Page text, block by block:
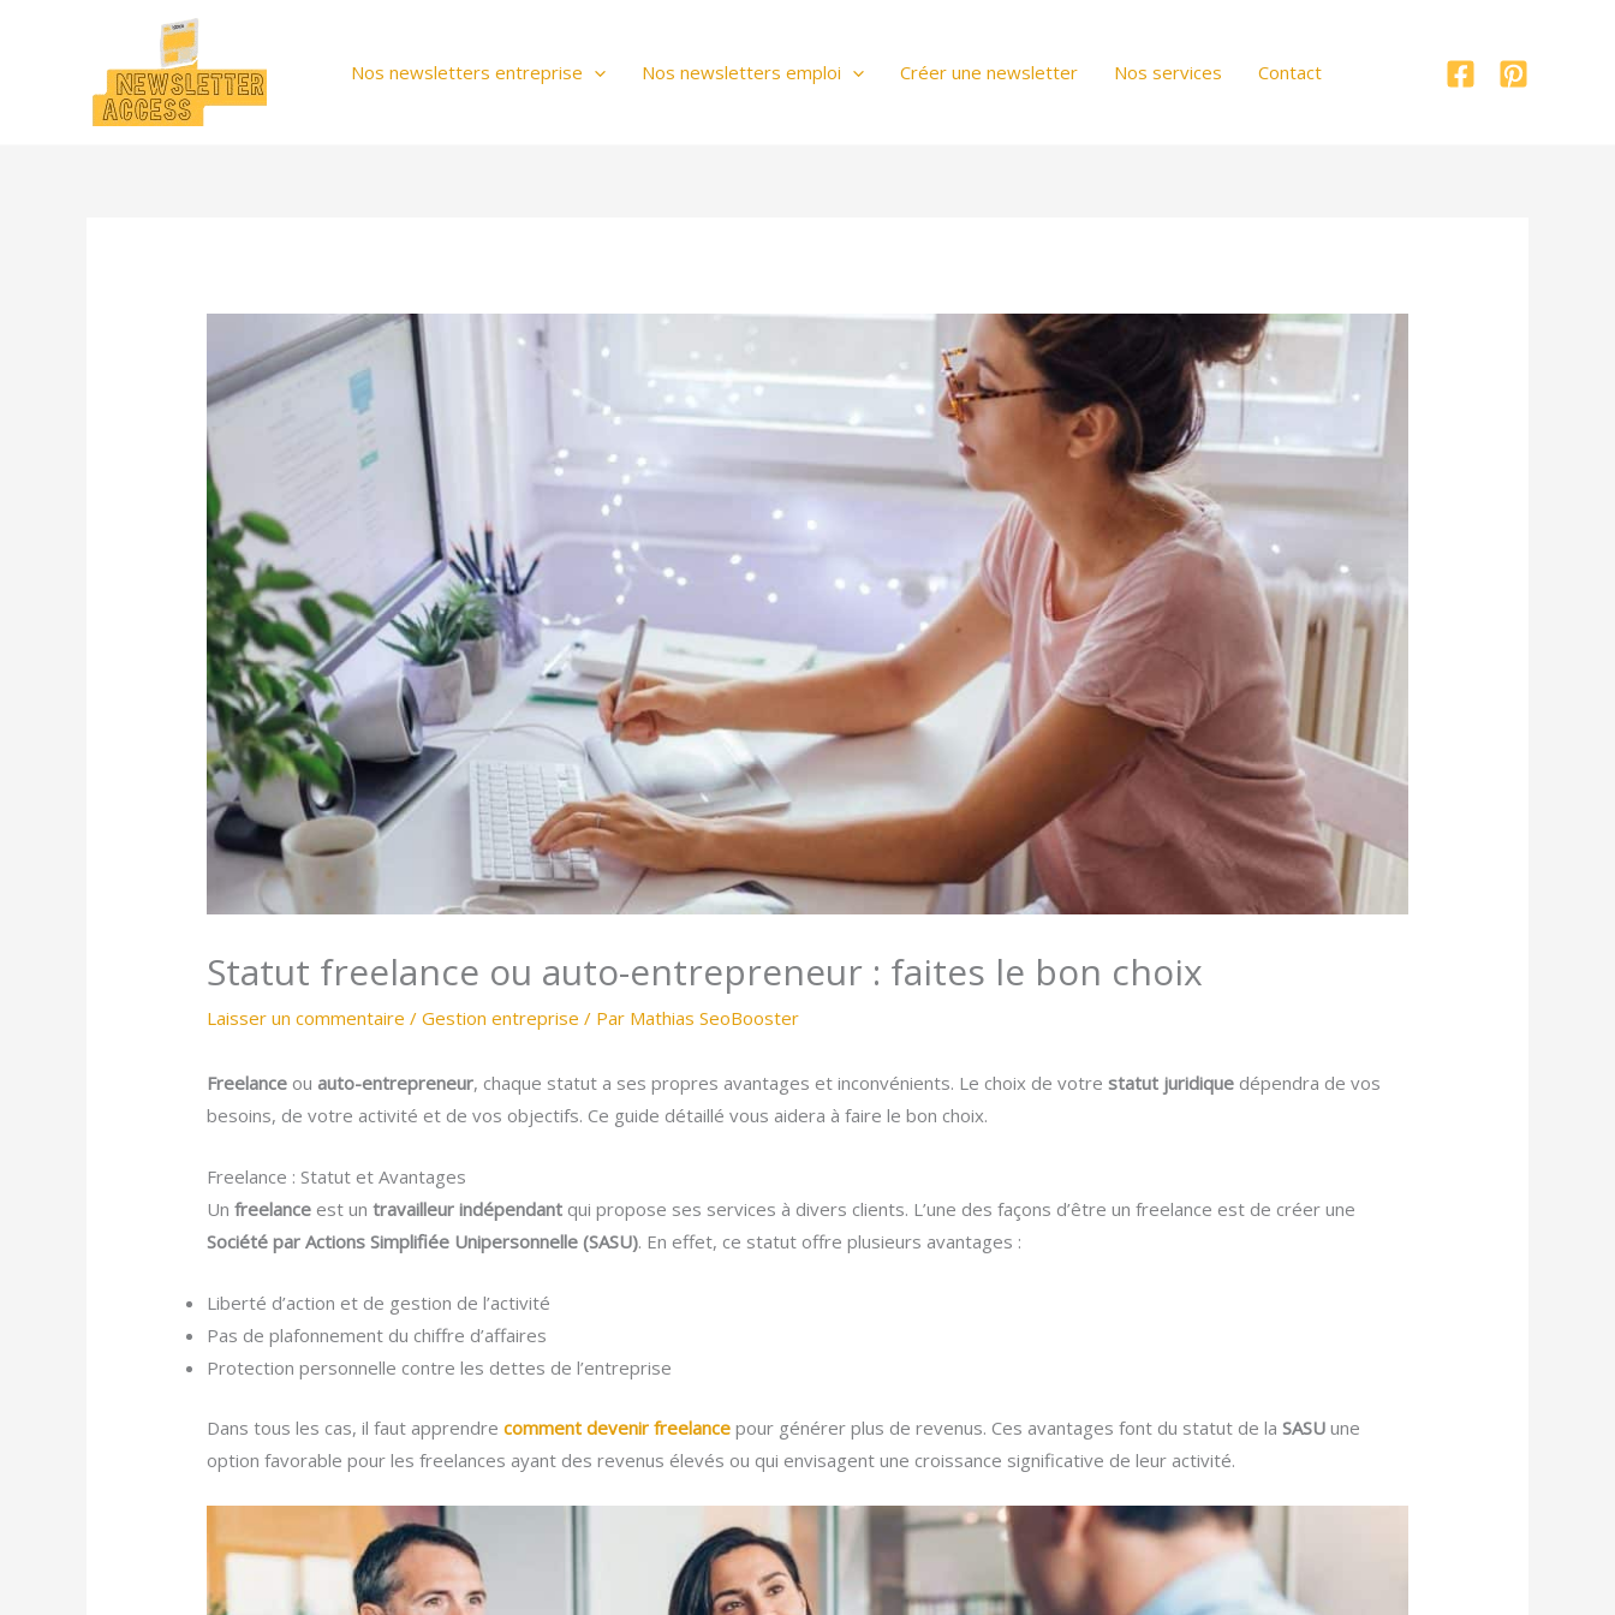
Nos newsletters entreprise Nos newsletters emploi Créer une newsletter Nos services Contact
Statut freelance ou auto-entrepreneur : faites le bon choix
Laisser un commentaire /Gestion entreprise / Par Mathias SeoBooster
Freelance ou auto-entrepreneur, chaque statut a ses propres avantages et inconvénients. Le choix de votrestatut juridique dépendra de vos
besoins, de votre activité et de vos objectifs. Ce guide détaillé vous aidera à faire le bon choix.
Freelance : Statut et Avantages
Unfreelance est untravailleur indépendant qui propose ses services à divers clients. L’une des façons d’être un freelance est de créer une
Société par Actions Simplifiée Unipersonnelle (SASU). En effet, ce statut offre plusieurs avantages :
Liberté d’action et de gestion de l’activité
Pas de plafonnement du chiffre d’affaires
Protection personnelle contre les dettes de l’entreprise
Dans tous les cas, il faut apprendrecomment devenir freelance pour générer plus de revenus. Ces avantages font du statut de la SASU une
option favorable pour les freelances ayant des revenus élevés ou qui envisagent une croissance significative de leur activité.